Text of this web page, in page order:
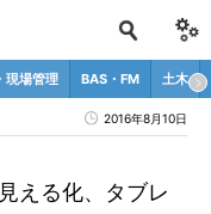
現場管理 BAS・FM 土木
2016年8月10日
える化、タブレ